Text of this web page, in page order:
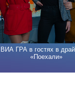
ВИА ГРА в гостях в
«Поехали»